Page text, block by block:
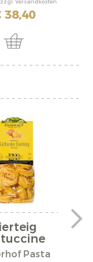
Versandkosten
38,40
Pasta